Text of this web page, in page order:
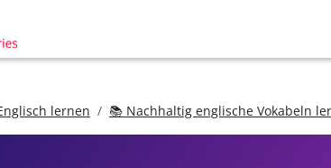
lernen 📚 Nachhaltig englische Vokabeln